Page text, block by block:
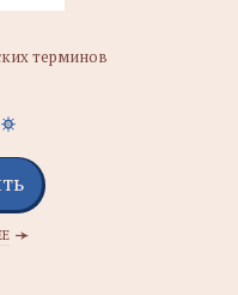
терминов